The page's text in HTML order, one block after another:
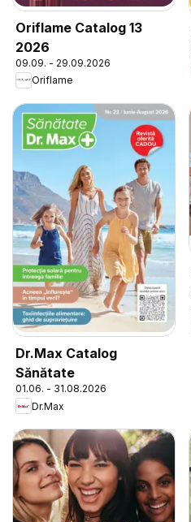
Oriflame Catalog 13
2026
09.09. - 29.09.2026
Oriflame
Dr.Max Catalog
Sănătate
01.06. - 31.08.2026
Dr.Max